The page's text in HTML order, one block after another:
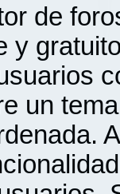
de
y
un